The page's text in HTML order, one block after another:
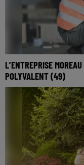
L’ENTREPRISE
POLYVALENT (49)
Poste en CDI, 39h